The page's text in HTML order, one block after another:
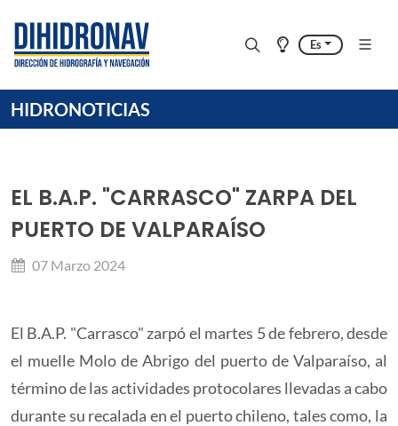
Es
HIDRONOTICIAS
EL B.A.P. "CARRASCO" ZARPA DEL
PUERTO DE VALPARAÍSO
07 Marzo 2024
El B.A.P. "Carrasco" zarpó el martes 5 de febrero, desde
el muelle Molo de Abrigo del puerto de Valparaíso, al
término de las actividades protocolares llevadas a cabo
durante su recalada en el puerto chileno, tales como, la